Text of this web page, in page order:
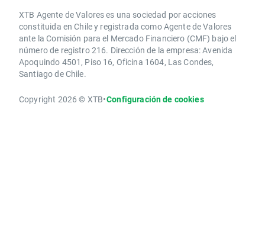
XTB Agente de Valores es una sociedad por acciones
constituida en Chile y registrada como Agente de Valores
ante la Comisión para el Mercado Financiero (CMF) bajo el
número de registro 216. Dirección de la empresa: Avenida
Apoquindo 4501, Piso 16, Oficina 1604, Las Condes,
Santiago de Chile.
Copyright 2026 © XTB•Configuración de cookies